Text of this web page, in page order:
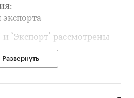
`Экспорт` рассмотрены
Развернуть